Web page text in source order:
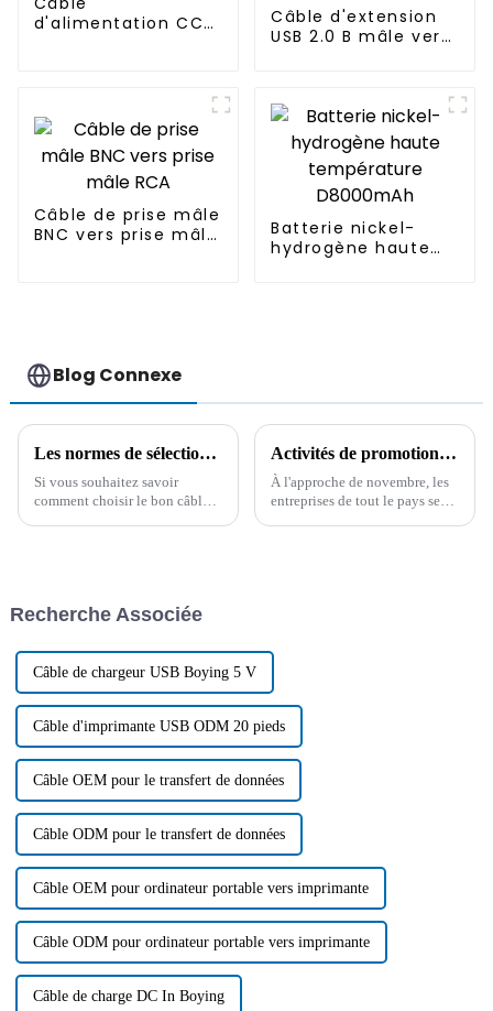
d'alimentation CC
Câble d'extension
USB 2.0 B mâle vers
Câble de prise mâle
BNC vers prise mâle
Batterie nickel-
hydrogène haute
Blog Connexe
Les normes de sélection du câble allume-cigare de voiture et ses précautions d'utilisation
Si vous souhaitez savoir
comment choisir le bon câble
Unis.
Activités de promotion du câble 2024 de Boying Company
À l'approche de novembre, les
entreprises de tout le pays se
Recherche Associée
Câble de chargeur USB Boying 5 V
Câble d'imprimante USB ODM 20 pieds
Câble OEM pour le transfert de données
Câble ODM pour le transfert de données
Câble OEM pour ordinateur portable vers imprimante
Câble ODM pour ordinateur portable vers imprimante
Câble de charge DC In Boying